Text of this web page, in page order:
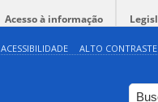
Acesso à informação
ACESSIBILIDADE ALTO CONTRASTE